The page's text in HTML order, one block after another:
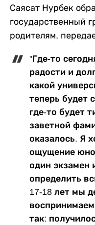
Саясат Нурбек
государственный
родителям,
"Где-то
радости и
какой
теперь будет
где-то будет
заветной
оказалось. Я
ощущение
один экзамен
определить
17-18 лет мы
так: